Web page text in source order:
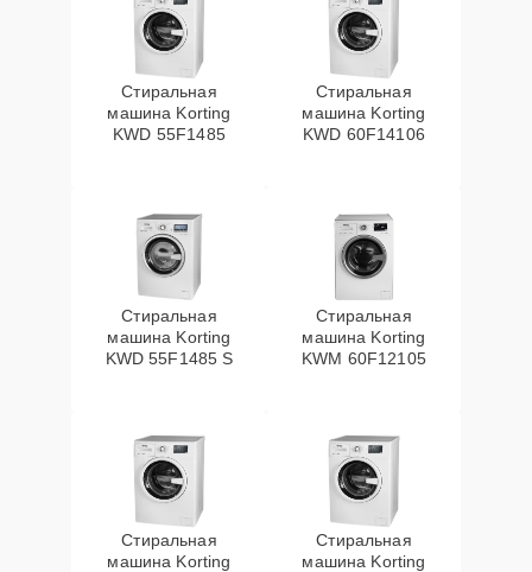
Стиральная
машина Korting
KWD 55F1485
Стиральная
машина Korting
KWD 60F14106
Стиральная
машина Korting
KWD 55F1485 S
Стиральная
машина Korting
KWM 60F12105
Стиральная
машина Korting
Стиральная
машина Korting